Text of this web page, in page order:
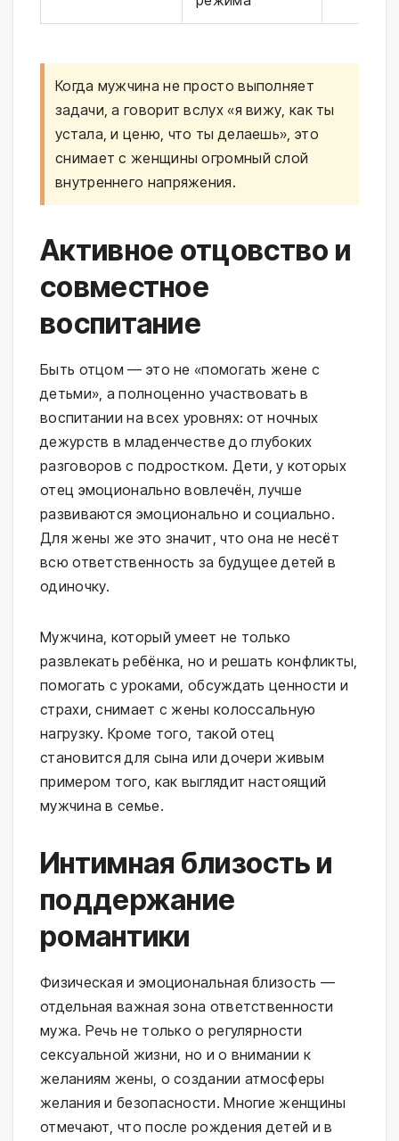
Когда мужчина не просто выполняет
задачи, а говорит вслух «я вижу, как ты
устала, и ценю, что ты делаешь», это
снимает с женщины огромный слой
внутреннего напряжения.
Активное отцовство и
совместное
воспитание
Быть отцом — это не «помогать жене с
детьми», а полноценно участвовать в
воспитании на всех уровнях: от ночных
дежурств в младенчестве до глубоких
разговоров с подростком. Дети, у которых
отец эмоционально вовлечён, лучше
развиваются эмоционально и социально.
Для жены же это значит, что она не несёт
всю ответственность за будущее детей в
одиночку.
Мужчина, который умеет не только
развлекать ребёнка, но и решать конфликты,
помогать с уроками, обсуждать ценности и
страхи, снимает с жены колоссальную
нагрузку. Кроме того, такой отец
становится для сына или дочери живым
примером того, как выглядит настоящий
мужчина в семье.
Интимная близость и
поддержание
романтики
Физическая и эмоциональная близость —
отдельная важная зона ответственности
мужа. Речь не только о регулярности
сексуальной жизни, но и о внимании к
желаниям жены, о создании атмосферы
желания и безопасности. Многие женщины
отмечают, что после рождения детей и в